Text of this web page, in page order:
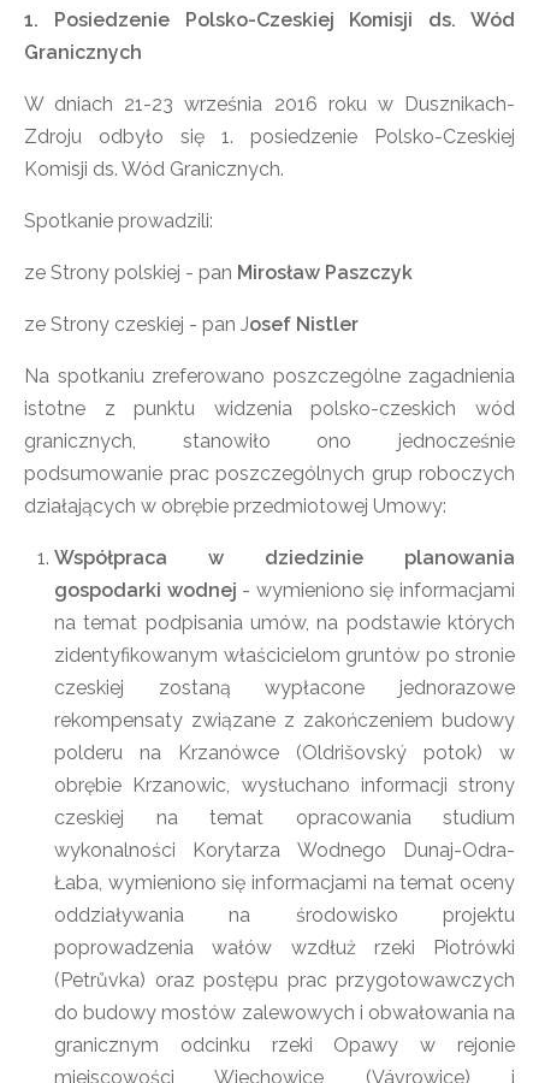
1. Posiedzenie Polsko-Czeskiej Komisji ds. Wód
Granicznych
W dniach 21-23 września 2016 roku w Dusznikach-
Zdroju odbyło się 1. posiedzenie Polsko-Czeskiej
Komisji ds. Wód Granicznych.
Spotkanie prowadzili:
ze Strony polskiej - pan Mirosław Paszczyk
ze Strony czeskiej - pan Josef Nistler
Na spotkaniu zreferowano poszczególne zagadnienia
istotne z punktu widzenia polsko-czeskich wód
granicznych, stanowiło ono jednocześnie
podsumowanie prac poszczególnych grup roboczych
działających w obrębie przedmiotowej Umowy:
Współpraca w dziedzinie planowania
gospodarki wodnej - wymieniono się informacjami
na temat podpisania umów, na podstawie których
zidentyfikowanym właścicielom gruntów po stronie
czeskiej zostaną wypłacone jednorazowe
rekompensaty związane z zakończeniem budowy
polderu na Krzanówce (Oldrišovský potok) w
obrębie Krzanowic, wysłuchano informacji strony
czeskiej na temat opracowania studium
wykonalności Korytarza Wodnego Dunaj-Odra-
Łaba, wymieniono się informacjami na temat oceny
oddziaływania na środowisko projektu
poprowadzenia wałów wzdłuż rzeki Piotrówki
(Petrůvka) oraz postępu prac przygotowawczych
do budowy mostów zalewowych i obwałowania na
granicznym odcinku rzeki Opawy w rejonie
miejscowości Wiechowice (Vávrowice) i